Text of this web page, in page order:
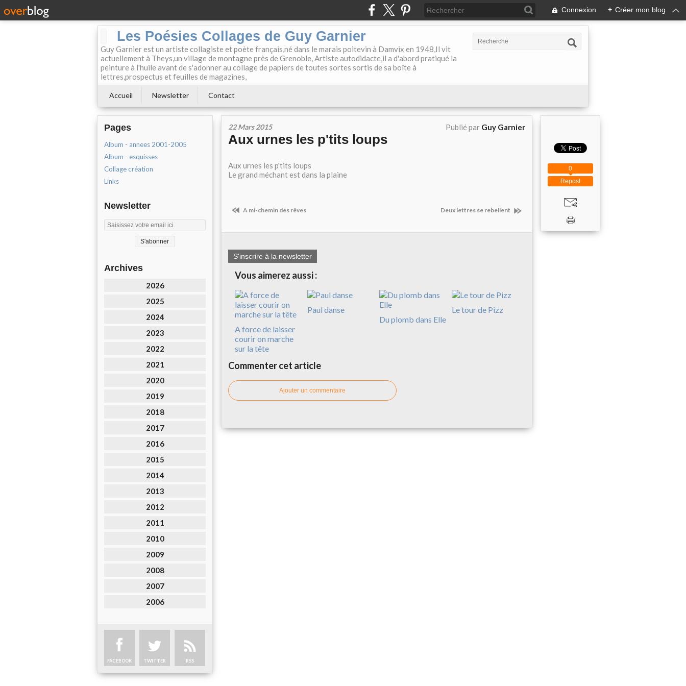
Connexion + Créer mon blog
Les Poésies Collages de Guy Garnier
Guy Garnier est un artiste collagiste et poète français,né dans le marais poitevin à Damvix en 1948,Il vit
actuellement à Theys,un village de montagne près de Grenoble, Artiste autodidacte,il a d'abord pratiqué la
peinture à l'huile avant de s'adonner au collage de papiers de toutes sortes sortis de sa boîte à
lettres,prospectus et feuilles de magazines,
Accueil Newsletter Contact
Pages
Album - annees 2001-2005
Album - esquisses
Collage création
Links
Newsletter
Archives
2026
2025
2024
2023
2022
2021
2020
2019
2018
2017
2016
2015
2014
2013
2012
2011
2010
2009
2008
2007
2006
FACEBOOK TWITTER RSS
22 Mars 2015 Publié par Guy Garnier
Aux urnes les p'tits loups
Aux urnes les p'tits loups
Le grand méchant est dans la plaine
A mi-chemin des rêves Deux lettres se rebellent
S'inscrire à la newsletter
Vous aimerez aussi :
A force de laisser
courir on marche
sur la tête
Paul danse
Du plomb dans Elle
Le tour de Pizz
Commenter cet article
Ajouter un commentaire
Repost
0